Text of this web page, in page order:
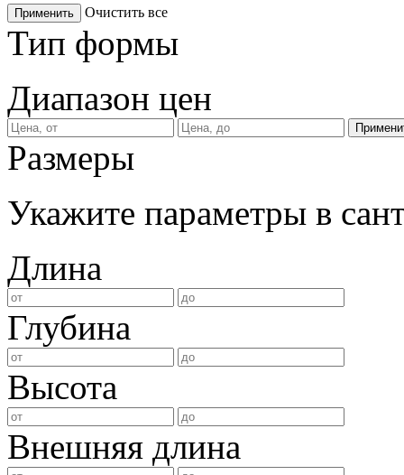
Применить Очистить все
Тип формы
Диапазон цен
Размеры
Укажите параметры в
Длина
Глубина
Высота
Внешняя длина